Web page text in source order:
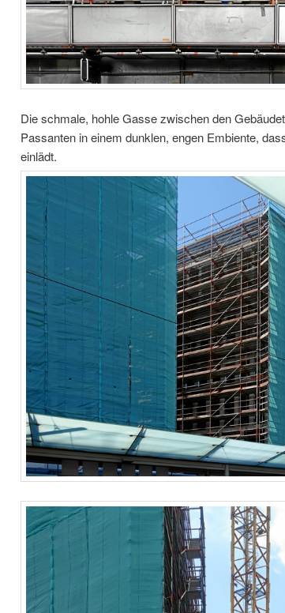
Die schmale, hohle Gasse zwischen den
Passanten in einem dunklen, engen Embiente,
einlädt.